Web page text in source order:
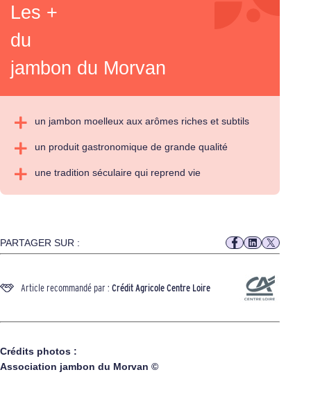
Les +
du
jambon du Morvan
un jambon moelleux aux arômes riches et subtils
un produit gastronomique de grande qualité
une tradition séculaire qui reprend vie
PARTAGER SUR :
Article recommandé par : Crédit Agricole Centre Loire
Crédits photos :
Association jambon du Morvan ©